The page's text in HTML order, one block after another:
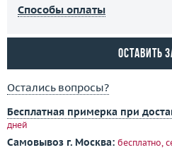
Способы оплаты
Оставить
Остались вопросы?
Бесплатная примерка при
дней
Самовывоз г. Москва: бесплатно,